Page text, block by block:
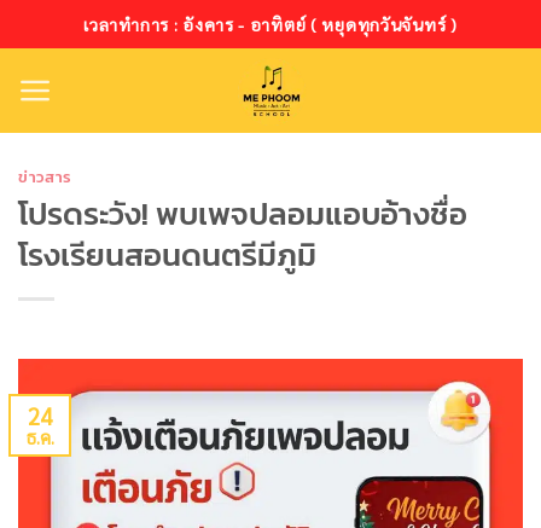
ไป
เนื้อหา
เวลาทำการ : อังคาร - อาทิตย์ ( หยุดทุกวันจันทร์ )
ข่าวสาร
โปรดระวัง! พบเพจปลอมแอบอ้างชื่อ
โรงเรียนสอนดนตรีมีภูมิ
24
ธ.ค.